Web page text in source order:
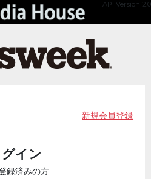
API Version 2.0
新規会員登録
グイン
録済みの方